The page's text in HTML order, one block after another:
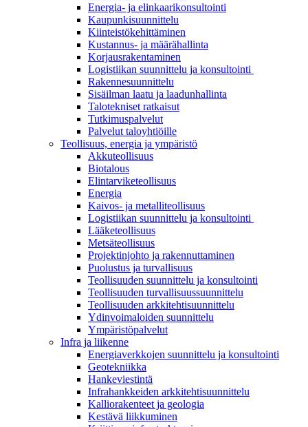
Energia- ja elinkaarikonsultointi
Kaupunkisuunnittelu
Kiinteistökehittäminen
Kustannus- ja määrähallinta
Korjausrakentaminen
Logistiikan suunnittelu ja konsultointi
Rakennesuunnittelu
Sisäilman laatu ja laadunhallinta
Talotekniset ratkaisut
Tutkimuspalvelut
Palvelut taloyhtiöille
Teollisuus, energia ja ympäristö
Akkuteollisuus
Biotalous
Elintarviketeollisuus
Energia
Kaivos- ja metalliteollisuus
Logistiikan suunnittelu ja konsultointi
Lääketeollisuus
Metsäteollisuus
Projektinjohto ja rakennuttaminen
Puolustus ja turvallisuus
Teollisuuden suunnittelu ja konsultointi
Teollisuuden turvallisuussuunnittelu
Teollisuuden arkkitehtisuunnittelu
Ydinvoimaloiden suunnittelu
Ympäristöpalvelut
Infra ja liikenne
Energiaverkkojen suunnittelu ja konsultointi
Geotekniikka
Hankeviestintä
Infrahankkeiden arkkitehtisuunnittelu
Kalliorakenteet ja geologia
Kestävä liikkuminen